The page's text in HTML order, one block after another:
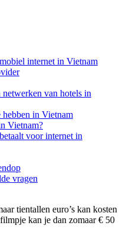
internet in Vietnam
van hotels in
hebben in Vietnam
Vietnam?
voor internet in
vragen
tientallen euro’s kan kosten
kan je dan zomaar € 50